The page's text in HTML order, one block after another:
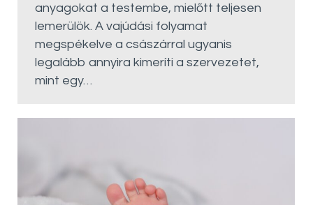
anyagokat a testembe, mielőtt teljesen
lemerülök. A vajúdási folyamat
megspékelve a császárral ugyanis
legalább annyira kimeríti a szervezetet,
mint egy…